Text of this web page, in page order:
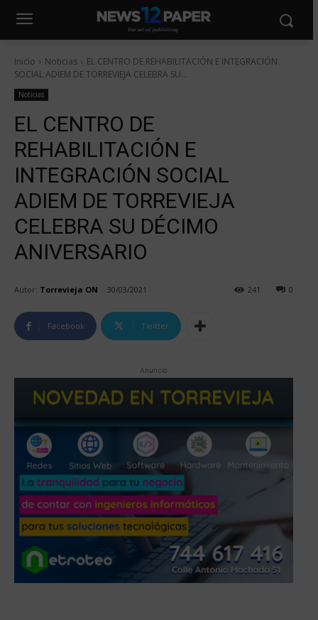
Inicio Noticias
EL CENTRO DE REHABILITACIÓN E INTEGRACIÓN
SOCIAL ADIEM DE TORREVIEJA CELEBRA SU...
Noticias
EL CENTRO DE
REHABILITACIÓN E
INTEGRACIÓN SOCIAL
ADIEM DE TORREVIEJA
CELEBRA SU DÉCIMO
ANIVERSARIO
Autor: Torrevieja ON 30/03/2021 0
241
Facebook Twitter
Anuncio